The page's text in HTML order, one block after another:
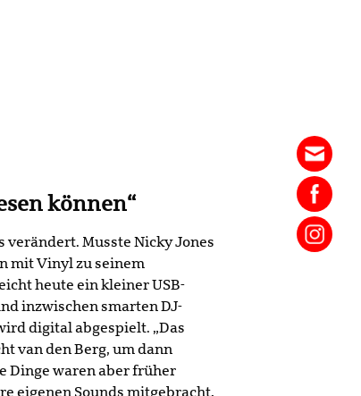
können“
verändert. Musste Nicky Jones
mit Vinyl zu seinem
heute ein kleiner USB-
inzwischen smarten DJ-
digital abgespielt. „Das
van den Berg, um dann
Dinge waren aber früher
eigenen Sounds mitgebracht,